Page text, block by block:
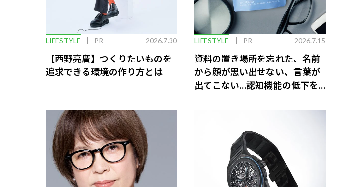
LIFESTYLE PR 2026.7.30
【西野亮廣】つくりたいものを
追求できる環境の作り方とは
LIFESTYLE PR 2026.7.15
資料の置き場所を忘れた、名前
から顔が思い出せない、言葉が
出てこない…認知機能の低下を